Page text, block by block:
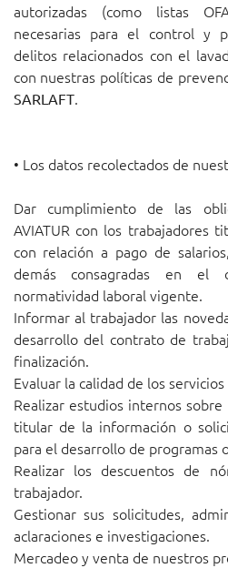
autorizadas (como listas
necesarias para el control y
delitos relacionados con el
con nuestras políticas de
SARLAFT.
• Los datos recolectados de
Dar cumplimiento de las
AVIATUR con los trabajadores
con relación a pago de
demás consagradas en
normatividad laboral vigente.
Informar al trabajador las
desarrollo del contrato de
finalización.
Evaluar la calidad de los
Realizar estudios internos
titular de la información o
para el desarrollo de programas
Realizar los descuentos de
trabajador.
Gestionar sus solicitudes,
aclaraciones e investigaciones.
Mercadeo y venta de nuestros